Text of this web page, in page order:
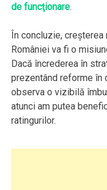
de funcţionare.
În concluzie,
României va fi o
Dacă încrederea în
prezentând reforme în
observa o vizibilă
atunci am putea
ratingurilor.